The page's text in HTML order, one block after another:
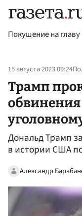
Покушение на
15 августа 2023 09:24
Трамп
обвинения
Дональд Трамп
в истории США
Александр